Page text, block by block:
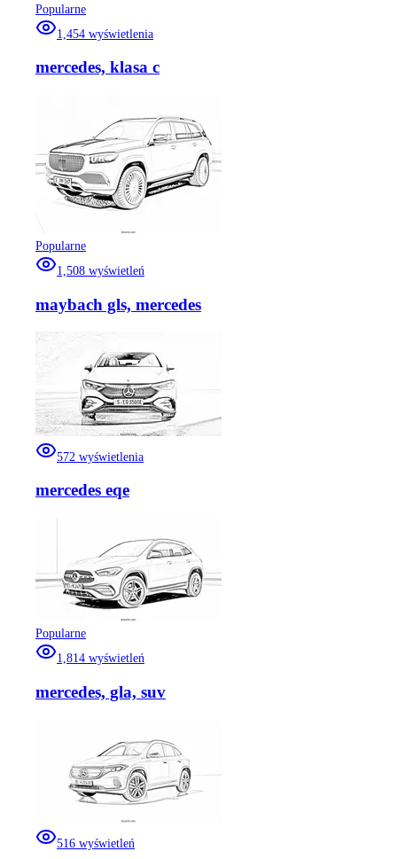
Popularne
1,454 wyświetlenia
mercedes, klasa c
Popularne
1,508 wyświetleń
maybach gls, mercedes
572 wyświetlenia
mercedes eqe
Popularne
1,814 wyświetleń
mercedes, gla, suv
516 wyświetleń